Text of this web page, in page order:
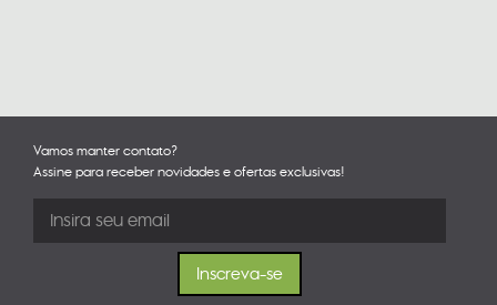
Vamos manter contato?
Assine para receber novidades e ofertas exclusivas!